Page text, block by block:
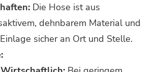
Die Hose ist aus
dehnbarem Material und
sicher an Ort und Stelle.